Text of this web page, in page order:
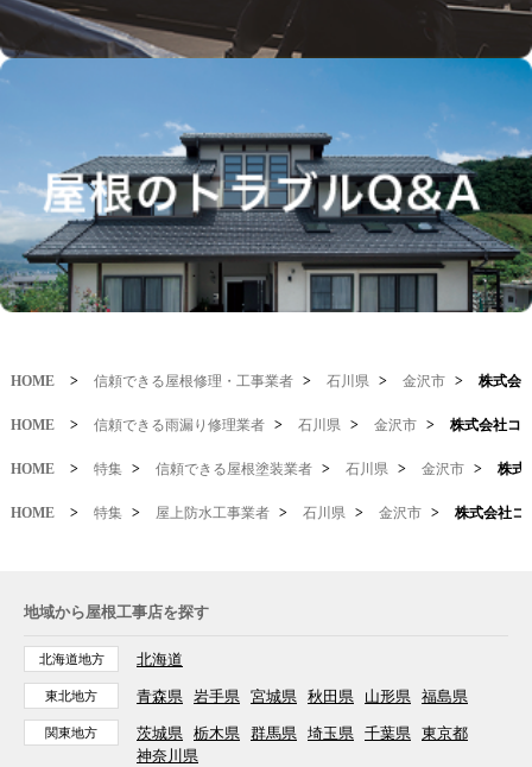
HOME > 信頼できる屋根修理・工事業者 > 石川県 > 金沢市 > 株式会
HOME > 信頼できる雨漏り修理業者 > 石川県 > 金沢市 > 株式会社コ
HOME > 特集 > 信頼できる屋根塗装業者 > 石川県 > 金沢市 > 株式
HOME > 特集 > 屋上防水工事業者 > 石川県 > 金沢市 > 株式会社コ
地域から屋根工事店を探す
北海道地方 北海道
東北地方 青森県 岩手県 宮城県 秋田県 山形県 福島県
関東地方 茨城県 栃木県 群馬県 埼玉県 千葉県 東京都
神奈川県